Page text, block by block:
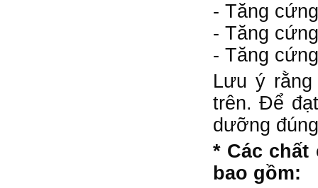
- Tăng
- Tăng
- Tăng
Lưu ý
trên. Để
dưỡng
* Các
bao gồm: